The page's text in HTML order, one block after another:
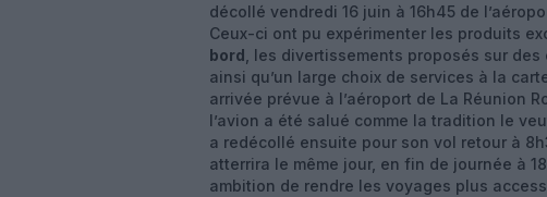
décollé vendredi 16 juin à 16h45 de
Ceux-ci ont pu expérimenter les produits
bord , les divertissements proposés sur
ainsi qu’un large choix de services à la
arrivée prévue à l’aéroport de La Réunion
l’avion a été salué comme la tradition le
a redécollé ensuite pour son vol retour à
atterrira le même jour, en fin de journée à
ambition de rendre les voyages plus